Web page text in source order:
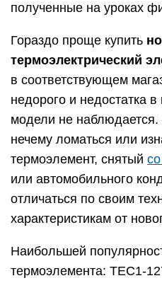
полученные на уроках
Гораздо проще купить
термоэлектрический
в соответствующем
недорого и недостатка
модели не наблюдается.
нечему ломаться или
термоэлемент, снятый
или автомобильного
отличаться по своим
характеристикам от
Наибольшей
термоэлемента: TEC1-